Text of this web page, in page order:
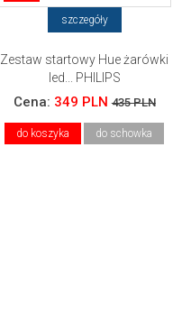
szczegóły
Zestaw startowy Hue żarówki
led... PHILIPS
Cena: 349 PLN 435 PLN
do koszyka do schowka